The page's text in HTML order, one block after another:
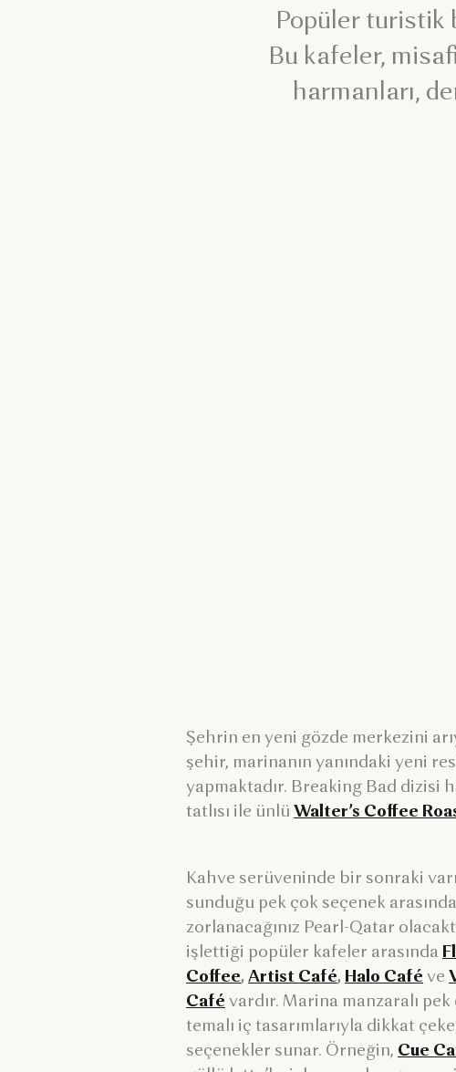
Popüler turistik
Bu kafeler,
harmanları,
Şehrin en yeni gözde merkezini
şehir, marinanın yanındaki yeni
yapmaktadır. Breaking Bad dizisi
tatlısı ile ünlü Walter’s Coffee
Kahve serüveninde bir sonraki
sunduğu pek çok seçenek
zorlanacağınız Pearl-Qatar
işlettiği popüler kafeler arasında
Coffee, Artist Café, Halo Café ve
Café vardır. Marina manzaralı
temalı iç tasarımlarıyla dikkat
seçenekler sunar. Örneğin, Cue